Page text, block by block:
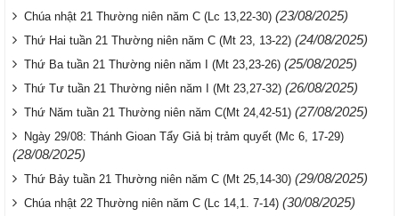
Chúa nhật 21 Thường niên năm C (Lc 13,22-30) (23/08/2025)
Thứ Hai tuần 21 Thường niên năm C (Mt 23, 13-22) (24/08/2025)
Thứ Ba tuần 21 Thường niên năm I (Mt 23,23-26) (25/08/2025)
Thứ Tư tuần 21 Thường niên năm I (Mt 23,27-32) (26/08/2025)
Thứ Năm tuần 21 Thường niên năm C(Mt 24,42-51) (27/08/2025)
Ngày 29/08: Thánh Gioan Tẩy Giả bị trảm quyết (Mc 6, 17-29)
(28/08/2025)
Thứ Bảy tuần 21 Thường niên năm C (Mt 25,14-30) (29/08/2025)
Chúa nhật 22 Thường niên năm C (Lc 14,1. 7-14) (30/08/2025)